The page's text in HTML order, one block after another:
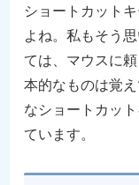
ショートカット
よね。私もそう
ては、マウスに
本的なものは覚
なショートカッ
ています。